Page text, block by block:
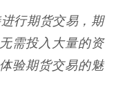
行期货交易，期
需投入大量的资
验期货交易的魅